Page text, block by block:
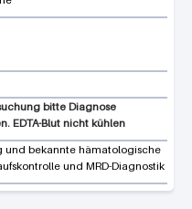
bitte Diagnose
EDTA-Blut nicht kühlen
und bekannte hämatologische
und MRD-Diagnostik